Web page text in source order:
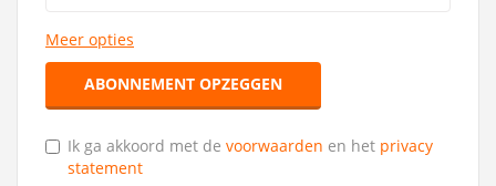
Meer opties
ABONNEMENT OPZEGGEN
Ik ga akkoord met de voorwaarden en het privacy
statement